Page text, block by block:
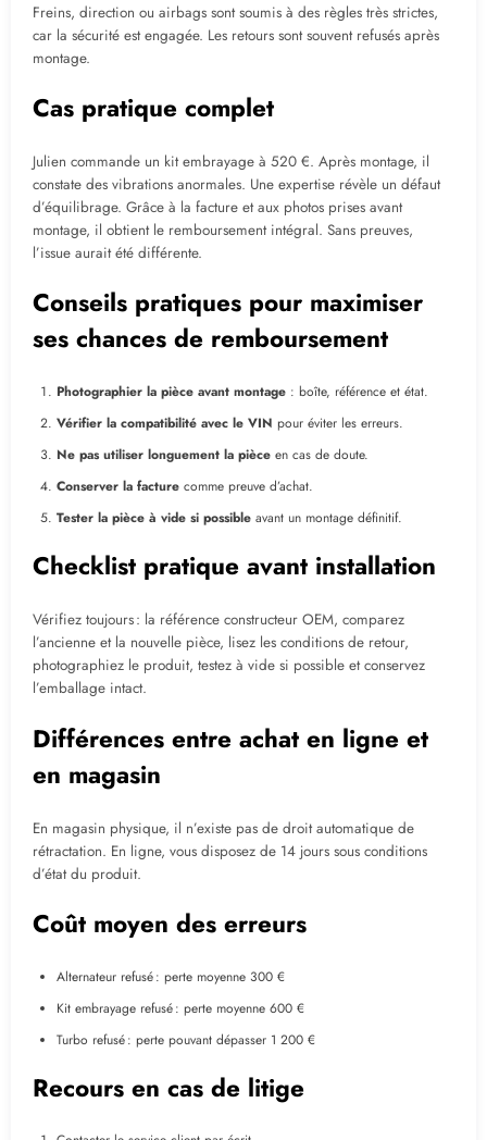
Freins, direction ou airbags sont soumis à des règles très strictes,
car la sécurité est engagée. Les retours sont souvent refusés après
montage.
Cas pratique complet
Julien commande un kit embrayage à 520 €. Après montage, il
constate des vibrations anormales. Une expertise révèle un défaut
d’équilibrage. Grâce à la facture et aux photos prises avant
montage, il obtient le remboursement intégral. Sans preuves,
l’issue aurait été différente.
Conseils pratiques pour maximiser
ses chances de remboursement
Photographier la pièce avant montage : boîte, référence et état.
Vérifier la compatibilité avec le VIN pour éviter les erreurs.
Ne pas utiliser longuement la pièce en cas de doute.
Conserver la facture comme preuve d’achat.
Tester la pièce à vide si possible avant un montage définitif.
Checklist pratique avant installation
Vérifiez toujours : la référence constructeur OEM, comparez
l’ancienne et la nouvelle pièce, lisez les conditions de retour,
photographiez le produit, testez à vide si possible et conservez
l’emballage intact.
Différences entre achat en ligne et
en magasin
En magasin physique, il n’existe pas de droit automatique de
rétractation. En ligne, vous disposez de 14 jours sous conditions
d’état du produit.
Coût moyen des erreurs
Alternateur refusé : perte moyenne 300 €
Kit embrayage refusé : perte moyenne 600 €
Turbo refusé : perte pouvant dépasser 1 200 €
Recours en cas de litige